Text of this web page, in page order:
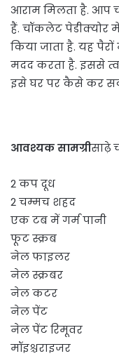
आराम मिलता है. आप
हैं. चॉकलेट पेडीक्योर
किया जाता है. यह
मदद करता है. इससे
इसे घर पर कैसे कर
आवश्यक सामग्रीसाढ़े
2 कप दूध
2 चम्मच शहद
एक टब में गर्म पानी
फूट स्क्रब
नेल फाइलर
नेल स्क्रबर
नेल कटर
नेल पेंट
नेल पेंट रिमूवर
मॉइश्चराइजर